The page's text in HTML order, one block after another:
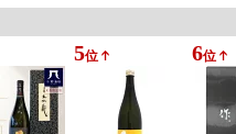
5位 6位